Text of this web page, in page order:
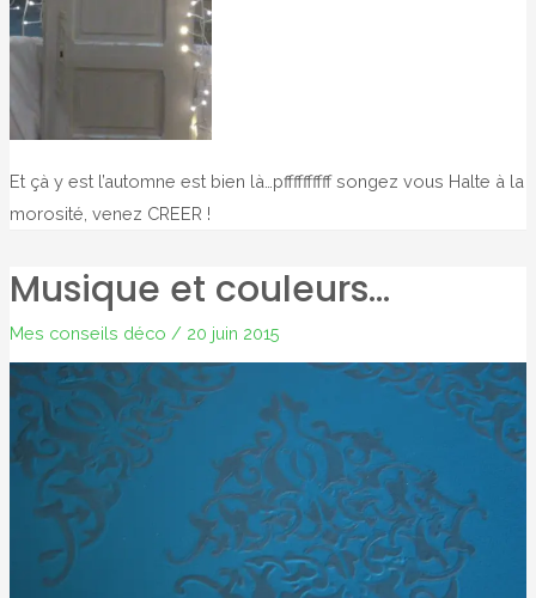
Et çà y est l’automne est bien là…pffffffffff songez vous Halte à la
morosité, venez CREER !
Musique et couleurs…
Mes conseils déco / 20 juin 2015